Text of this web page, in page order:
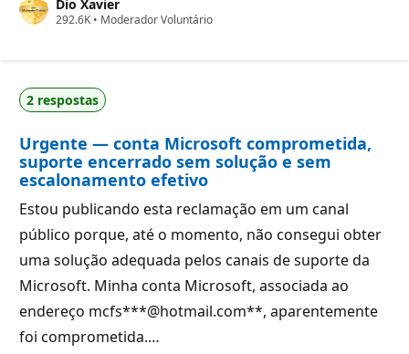
o
s
p
u
t
ç
ã
o
Dio Xavier
292.6K P
s
d
e
e
p
u
t
ç
o
• Moderador Voluntário
2 respostas
Urgente — conta Microsoft comprometida,
suporte encerrado sem solução e sem
escalonamento efetivo
Estou publicando esta reclamação em um canal
público porque, até o momento, não consegui obter
uma solução adequada pelos canais de suporte da
Microsoft. Minha conta Microsoft, associada ao
endereço mcfs***@hotmail.com**, aparentemente
foi comprometida.…